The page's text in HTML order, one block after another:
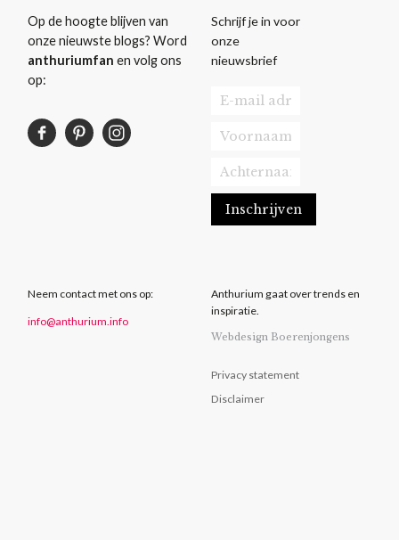
Op de hoogte blijven van
onze nieuwste blogs? Word
anthuriumfan en volg ons
op:
Schrijf je in voor
onze
nieuwsbrief
Neem contact met ons op:
info@anthurium.info
Anthurium gaat over trends en
inspiratie.
Webdesign Boerenjongens
Privacy statement
Disclaimer